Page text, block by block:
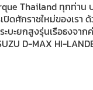
Thailand ทุกท่าน
ปิดศักราชใหม่ของเรา
ะบะยกสูงรุ่นเรือธงจา
D-MAX HI-